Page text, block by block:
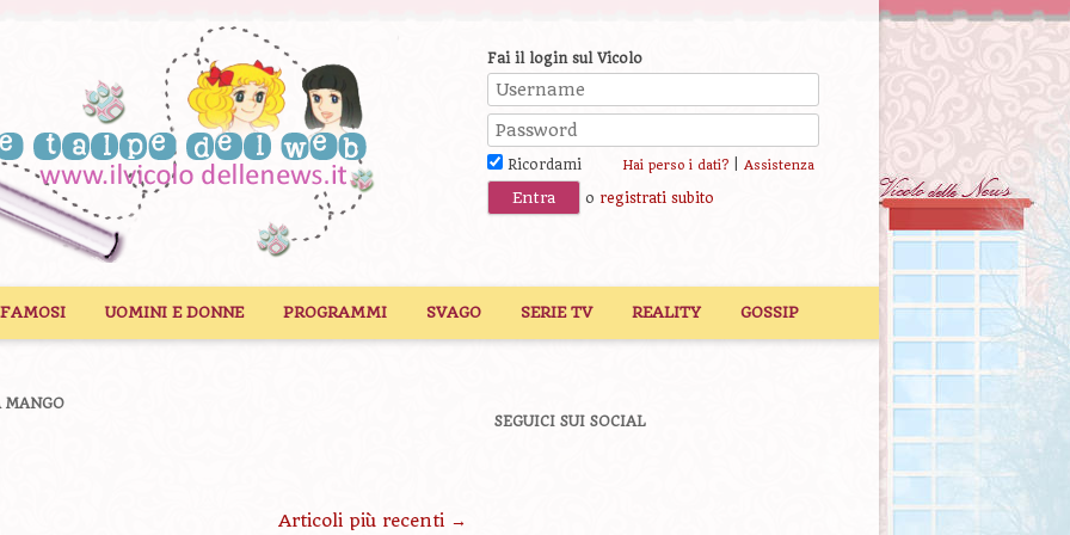
Fai il login sul Vicolo
Ricordami Hai perso i dati?| Assistenza
o registrati subito
UOMINI E DONNE PROGRAMMI SVAGO SERIE TV REALITY GOSSIP
MANGO
Articoli più recenti →
SEGUICI SUI SOCIAL